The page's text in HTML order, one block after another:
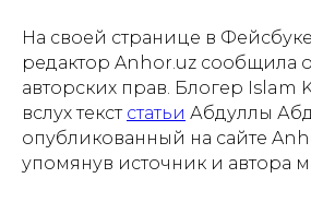
На своей странице в
редактор Anhor.uz сообщила
авторских прав. Блогер Islam
вслух текст статьи Абдуллы
опубликованный на сайте
упомянув источник и автора